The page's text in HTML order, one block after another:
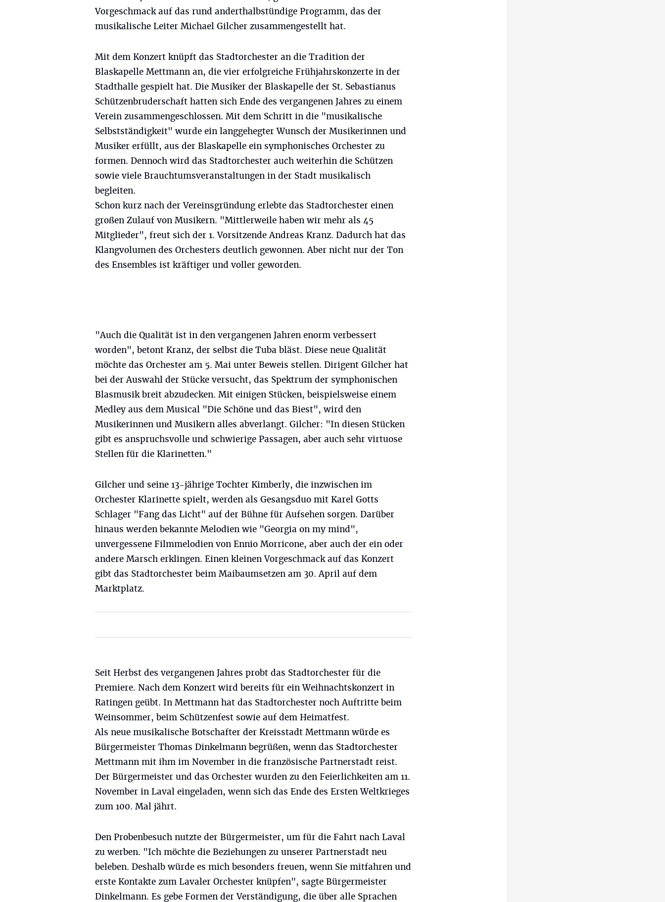
Vorgeschmack auf das rund anderthalbstündige Programm, das der
musikalische Leiter Michael Gilcher zusammengestellt hat.
Mit dem Konzert knüpft das Stadtorchester an die Tradition der
Blaskapelle Mettmann an, die vier erfolgreiche Frühjahrskonzerte in der
Stadthalle gespielt hat. Die Musiker der Blaskapelle der St. Sebastianus
Schützenbruderschaft hatten sich Ende des vergangenen Jahres zu einem
Verein zusammengeschlossen. Mit dem Schritt in die "musikalische
Selbstständigkeit" wurde ein langgehegter Wunsch der Musikerinnen und
Musiker erfüllt, aus der Blaskapelle ein symphonisches Orchester zu
formen. Dennoch wird das Stadtorchester auch weiterhin die Schützen
sowie viele Brauchtumsveranstaltungen in der Stadt musikalisch
begleiten.
Schon kurz nach der Vereinsgründung erlebte das Stadtorchester einen
großen Zulauf von Musikern. "Mittlerweile haben wir mehr als 45
Mitglieder", freut sich der 1. Vorsitzende Andreas Kranz. Dadurch hat das
Klangvolumen des Orchesters deutlich gewonnen. Aber nicht nur der Ton
des Ensembles ist kräftiger und voller geworden.
"Auch die Qualität ist in den vergangenen Jahren enorm verbessert
worden", betont Kranz, der selbst die Tuba bläst. Diese neue Qualität
möchte das Orchester am 5. Mai unter Beweis stellen. Dirigent Gilcher hat
bei der Auswahl der Stücke versucht, das Spektrum der symphonischen
Blasmusik breit abzudecken. Mit einigen Stücken, beispielsweise einem
Medley aus dem Musical "Die Schöne und das Biest", wird den
Musikerinnen und Musikern alles abverlangt. Gilcher: "In diesen Stücken
gibt es anspruchsvolle und schwierige Passagen, aber auch sehr virtuose
Stellen für die Klarinetten."
Gilcher und seine 13-jährige Tochter Kimberly, die inzwischen im
Orchester Klarinette spielt, werden als Gesangsduo mit Karel Gotts
Schlager "Fang das Licht" auf der Bühne für Aufsehen sorgen. Darüber
hinaus werden bekannte Melodien wie "Georgia on my mind",
unvergessene Filmmelodien von Ennio Morricone, aber auch der ein oder
andere Marsch erklingen. Einen kleinen Vorgeschmack auf das Konzert
gibt das Stadtorchester beim Maibaumsetzen am 30. April auf dem
Marktplatz.
Seit Herbst des vergangenen Jahres probt das Stadtorchester für die
Premiere. Nach dem Konzert wird bereits für ein Weihnachtskonzert in
Ratingen geübt. In Mettmann hat das Stadtorchester noch Auftritte beim
Weinsommer, beim Schützenfest sowie auf dem Heimatfest.
Als neue musikalische Botschafter der Kreisstadt Mettmann würde es
Bürgermeister Thomas Dinkelmann begrüßen, wenn das Stadtorchester
Mettmann mit ihm im November in die französische Partnerstadt reist.
Der Bürgermeister und das Orchester wurden zu den Feierlichkeiten am 11.
November in Laval eingeladen, wenn sich das Ende des Ersten Weltkrieges
zum 100. Mal jährt.
Den Probenbesuch nutzte der Bürgermeister, um für die Fahrt nach Laval
zu werben. "Ich möchte die Beziehungen zu unserer Partnerstadt neu
beleben. Deshalb würde es mich besonders freuen, wenn Sie mitfahren und
erste Kontakte zum Lavaler Orchester knüpfen", sagte Bürgermeister
Dinkelmann. Es gebe Formen der Verständigung, die über alle Sprachen